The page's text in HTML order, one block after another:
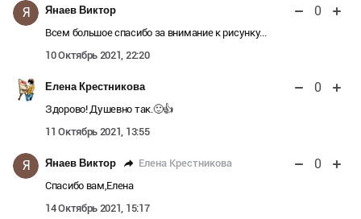
Я Янаев Виктор 0
Всем большое спасибо за внимание к рисунку...
10 Октябрь 2021, 22:20
Елена Крестникова 0
Здорово! Душевно так.🙂👍
11 Октябрь 2021, 13:55
Я Янаев Виктор Елена Крестникова 0
Спасибо вам,Елена
14 Октябрь 2021, 15:17